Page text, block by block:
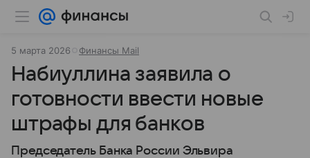
5 марта 2026 Финансы Mail
Набиуллина заявила о
готовности ввести новые
штрафы для банков
Председатель Банка России Эльвира